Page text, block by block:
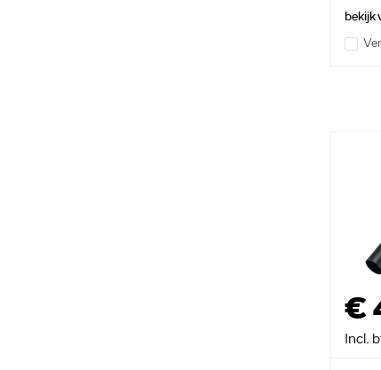
bekijk
€
Incl.